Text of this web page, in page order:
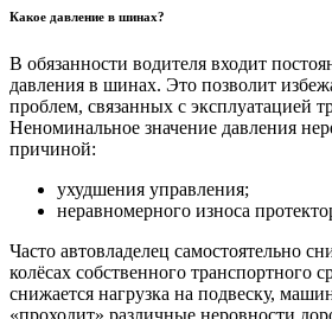
Какое давление в шинах?
В обязанности водителя входит
давления в шинах. Это позволит
проблем, связанных с эксплуатацией
Неноминальное значение давления
причиной:
ухудшения управления;
неравномерного износа
Часто автовладелец самостоятельно
колёсах собственного транспортного
снижается нагрузка на подвеску,